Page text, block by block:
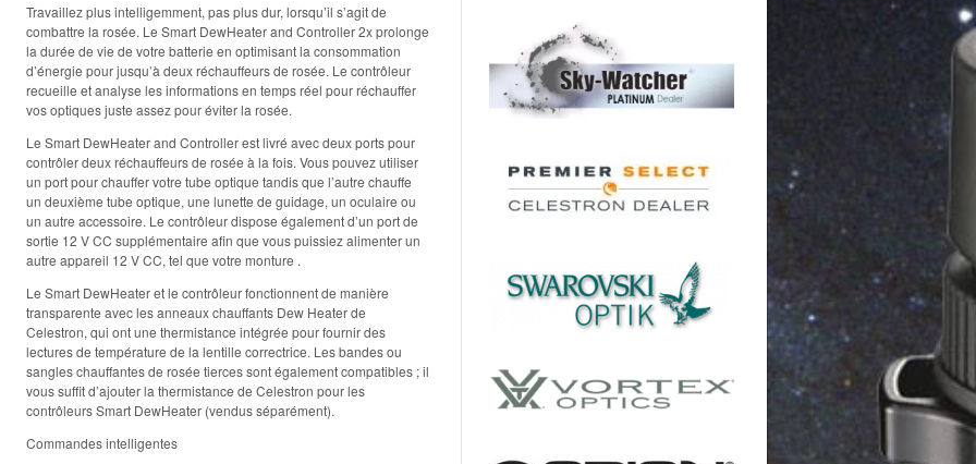
Travaillez plus intelligemment, pas plus dur, lorsqu’il s’agit de
combattre la rosée. Le Smart DewHeater and Controller 2x prolonge
la durée de vie de votre batterie en optimisant la consommation
d’énergie pour jusqu’à deux réchauffeurs de rosée. Le contrôleur
recueille et analyse les informations en temps réel pour réchauffer
vos optiques juste assez pour éviter la rosée.
Le Smart DewHeater and Controller est livré avec deux ports pour
contrôler deux réchauffeurs de rosée à la fois. Vous pouvez utiliser
un port pour chauffer votre tube optique tandis que l’autre chauffe
un deuxième tube optique, une lunette de guidage, un oculaire ou
un autre accessoire. Le contrôleur dispose également d’un port de
sortie 12 V CC supplémentaire afin que vous puissiez alimenter un
autre appareil 12 V CC, tel que votre monture .
Le Smart DewHeater et le contrôleur fonctionnent de manière
transparente avec les anneaux chauffants Dew Heater de
Celestron, qui ont une thermistance intégrée pour fournir des
lectures de température de la lentille correctrice. Les bandes ou
sangles chauffantes de rosée tierces sont également compatibles ; il
vous suffit d’ajouter la thermistance de Celestron pour les
contrôleurs Smart DewHeater (vendus séparément).
Commandes intelligentes